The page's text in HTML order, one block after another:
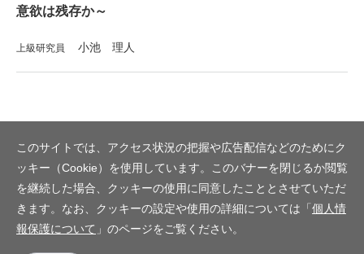
意欲は残存か～
上級研究員 小池 理人
このサイトでは、アクセス状況の把握や広告配信などのためにク
ッキー（Cookie）を使用しています。このバナーを閉じるか閲覧
を継続した場合、クッキーの使用に同意したこととさせていただ
きます。なお、クッキーの設定や使用の詳細については「個人情
報保護について 」のページをご覧ください。